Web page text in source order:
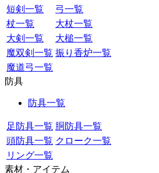
短剣一覧
弓一覧
杖一覧
大杖一覧
大剣一覧
大槌一覧
魔双剣一覧 振り香炉一覧
魔道弓一覧
防具
防具一覧
足防具一覧 胴防具一覧
頭防具一覧 クローク一覧
リング一覧
素材・アイテム